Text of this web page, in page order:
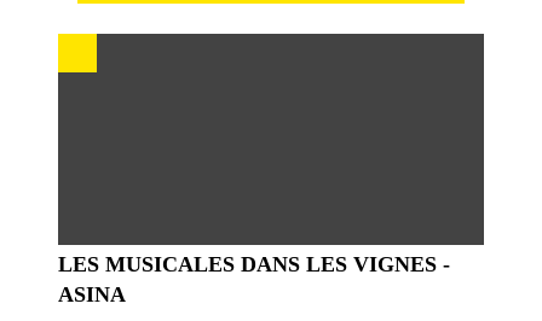
LES MUSICALES DANS LES VIGNES -
ASINA